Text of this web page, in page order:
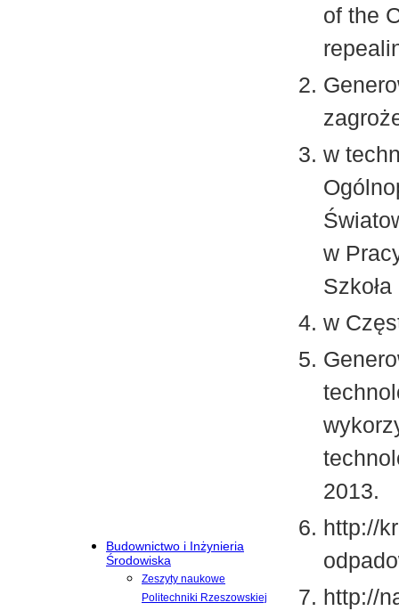
Budownictwo i Inżynieria
Środowiska
Zeszyty naukowe
Politechniki Rzeszowskiej
of the
w
w
w
2013.
http://
http://